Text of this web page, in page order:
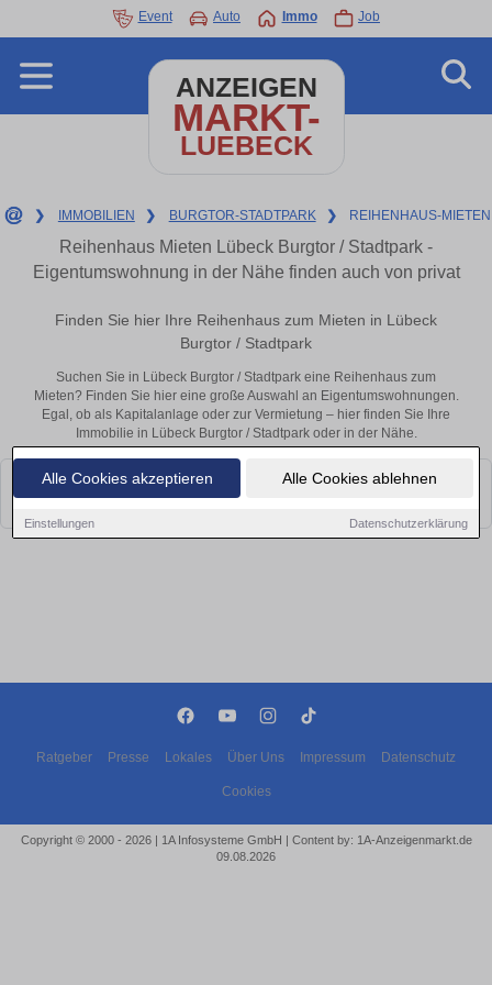
Alle Cookies akzeptieren Alle Cookies ablehnen
Einstellungen Datenschutzerklärung
Event Auto Immo Job
ANZEIGEN
MARKT-
LUEBECK
❯ IMMOBILIEN ❯ BURGTOR-STADTPARK ❯ REIHENHAUS-MIETEN
Reihenhaus Mieten Lübeck Burgtor / Stadtpark -
Eigentumswohnung in der Nähe finden auch von privat
Finden Sie hier Ihre Reihenhaus zum Mieten in Lübeck
Burgtor / Stadtpark
Suchen Sie in Lübeck Burgtor / Stadtpark eine Reihenhaus zum
Mieten? Finden Sie hier eine große Auswahl an Eigentumswohnungen.
Egal, ob als Kapitalanlage oder zur Vermietung – hier finden Sie Ihre
Immobilie in Lübeck Burgtor / Stadtpark oder in der Nähe.
Leider konnten wir derzeit keine passenden Objekte finden. Schauen Sie
bald wieder vorbei!
Ratgeber Presse Lokales Über Uns Impressum Datenschutz
Cookies
Copyright © 2000 - 2026 | 1A Infosysteme GmbH | Content by: 1A-Anzeigenmarkt.de
09.08.2026